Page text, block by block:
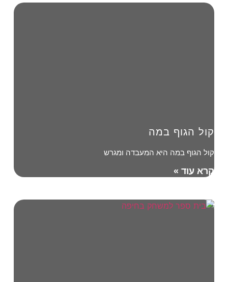
קול הגוף במה
קול הגוף במה היא המעבדה ומגרש
קרא עוד »